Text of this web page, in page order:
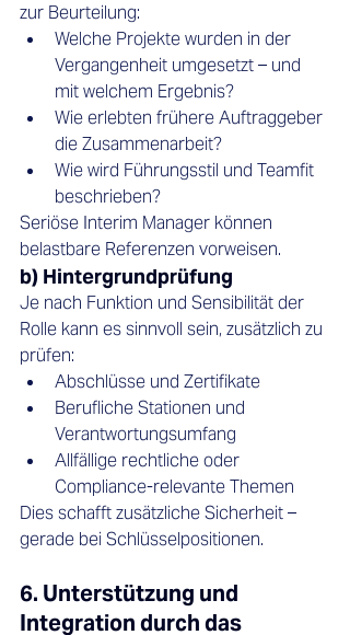
zur Beurteilung:
Welche Projekte wurden in der
Vergangenheit umgesetzt – und
mit welchem Ergebnis?
Wie erlebten frühere Auftraggeber
die Zusammenarbeit?
Wie wird Führungsstil und Teamfit
beschrieben?
Seriöse Interim Manager können
belastbare Referenzen vorweisen.
b) Hintergrundprüfung
Je nach Funktion und Sensibilität der
Rolle kann es sinnvoll sein, zusätzlich zu
prüfen:
Abschlüsse und Zertifikate
Berufliche Stationen und
Verantwortungsumfang
Allfällige rechtliche oder
Compliance-relevante Themen
Dies schafft zusätzliche Sicherheit –
gerade bei Schlüsselpositionen.
6. Unterstützung und
Integration durch das